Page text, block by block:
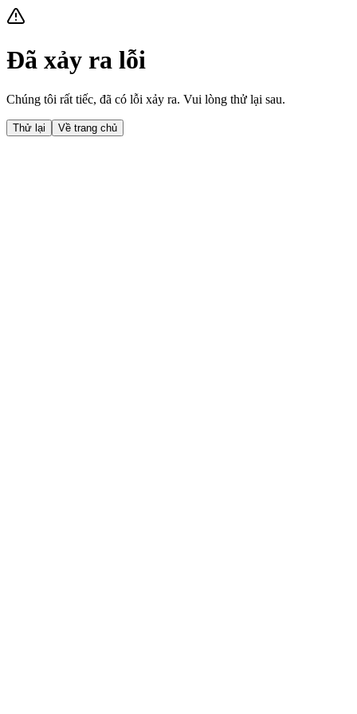
Đã xảy ra lỗi
Chúng tôi rất tiếc, đã có lỗi xảy ra. Vui lòng thử lại sau.
Thử lại Về trang chủ